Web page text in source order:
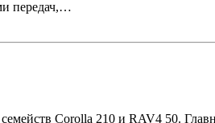
передач,…
Corolla 210 и RAV4 50.